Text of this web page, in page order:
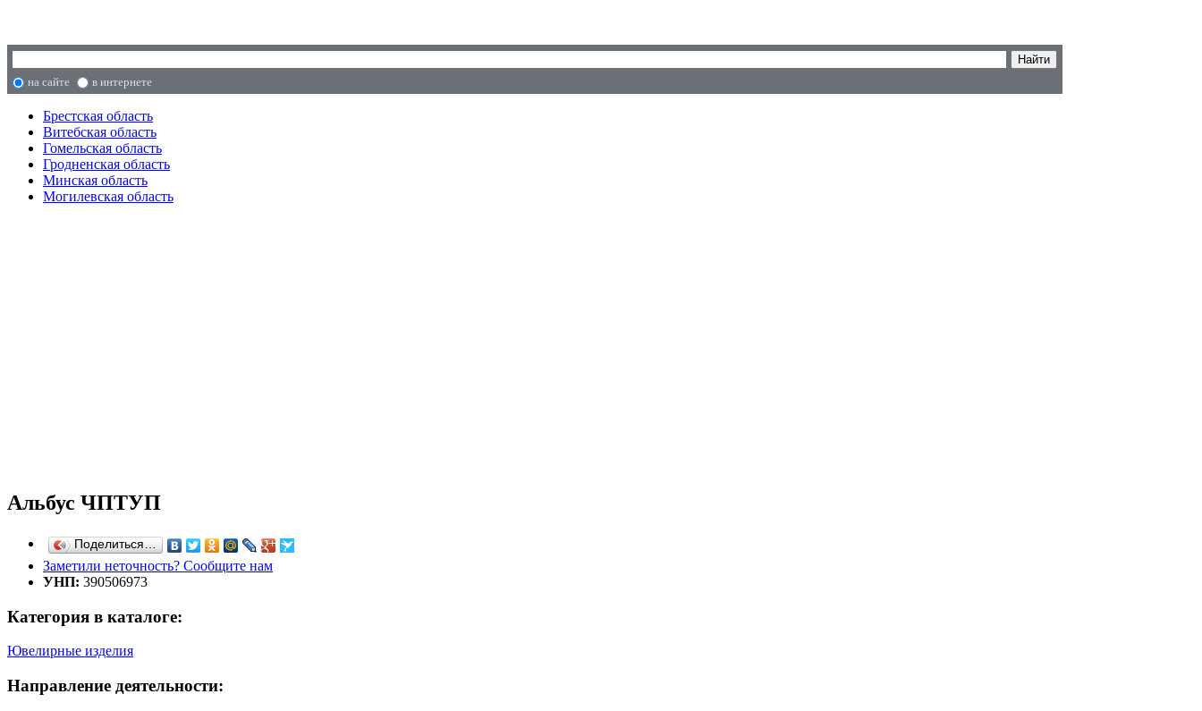
на сайте в интернете
Брестская область
Витебская область
Гомельская область
Гродненская область
Минская область
Могилевская область
Альбус ЧПТУП
Поделиться…
Заметили неточность? Сообщите нам
УНП: 390506973
Категория в каталоге:
Ювелирные изделия
Направление деятельности: